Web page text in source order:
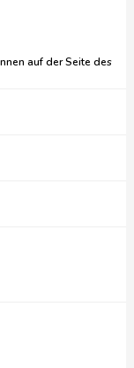
auf der Seite des